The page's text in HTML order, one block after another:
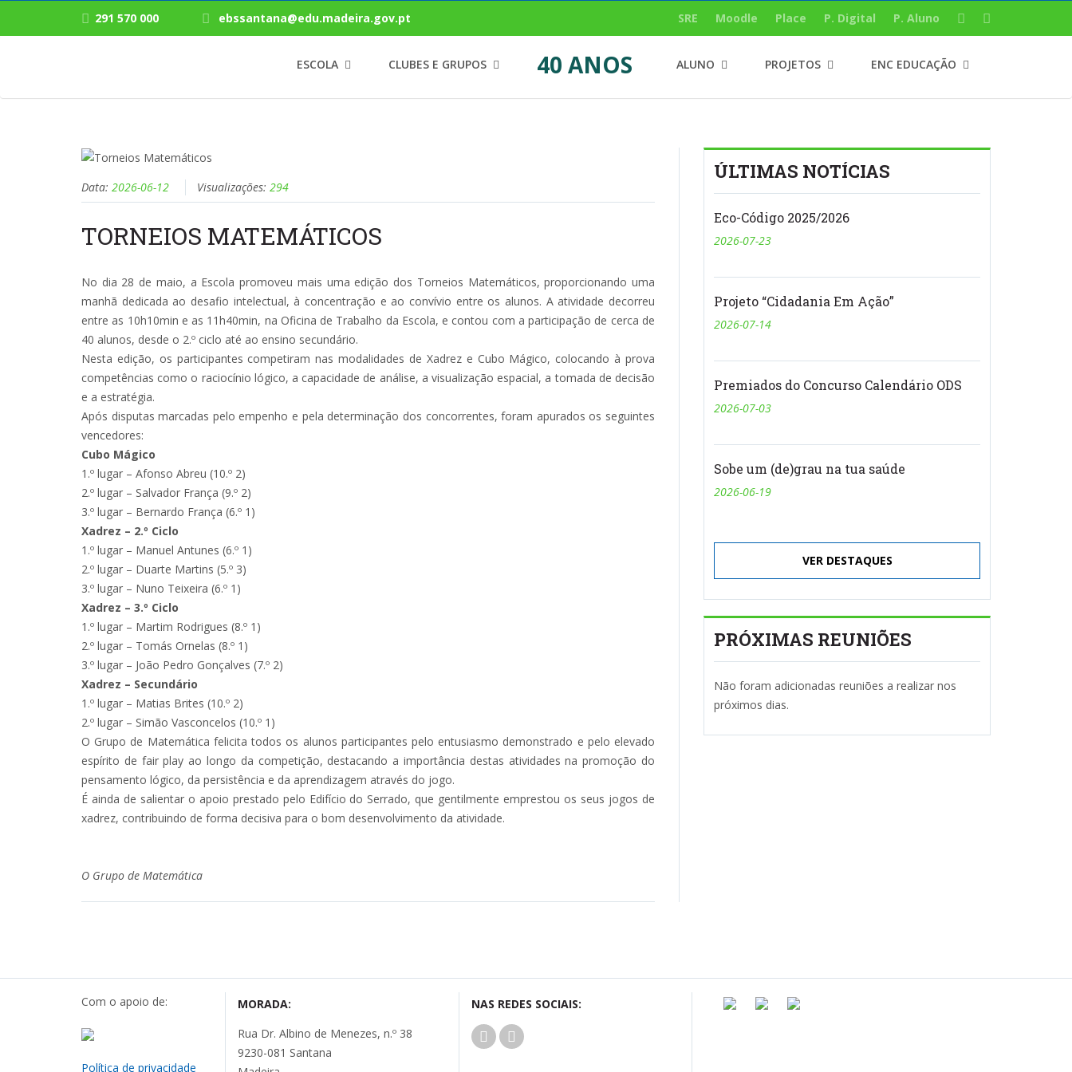
291 570 000 ebssantana@edu.madeira.gov.pt SRE Moodle Place P. Digital P. Aluno
ESCOLA CLUBES E GRUPOS 40 ANOS ALUNO PROJETOS ENC EDUCAÇÃO
Data: 2026-06-12 Visualizações: 294
TORNEIOS MATEMÁTICOS
No dia 28 de maio, a Escola promoveu mais uma edição dos Torneios Matemáticos, proporcionando uma
manhã dedicada ao desafio intelectual, à concentração e ao convívio entre os alunos. A atividade decorreu
entre as 10h10min e as 11h40min, na Oficina de Trabalho da Escola, e contou com a participação de cerca de
40 alunos, desde o 2.º ciclo até ao ensino secundário.
Nesta edição, os participantes competiram nas modalidades de Xadrez e Cubo Mágico, colocando à prova
competências como o raciocínio lógico, a capacidade de análise, a visualização espacial, a tomada de decisão
e a estratégia.
Após disputas marcadas pelo empenho e pela determinação dos concorrentes, foram apurados os seguintes
vencedores:
Cubo Mágico
1.º lugar – Afonso Abreu (10.º 2)
2.º lugar – Salvador França (9.º 2)
3.º lugar – Bernardo França (6.º 1)
Xadrez – 2.º Ciclo
1.º lugar – Manuel Antunes (6.º 1)
2.º lugar – Duarte Martins (5.º 3)
3.º lugar – Nuno Teixeira (6.º 1)
Xadrez – 3.º Ciclo
1.º lugar – Martim Rodrigues (8.º 1)
2.º lugar – Tomás Ornelas (8.º 1)
3.º lugar – João Pedro Gonçalves (7.º 2)
Xadrez – Secundário
1.º lugar – Matias Brites (10.º 2)
2.º lugar – Simão Vasconcelos (10.º 1)
O Grupo de Matemática felicita todos os alunos participantes pelo entusiasmo demonstrado e pelo elevado
espírito de fair play ao longo da competição, destacando a importância destas atividades na promoção do
pensamento lógico, da persistência e da aprendizagem através do jogo.
É ainda de salientar o apoio prestado pelo Edifício do Serrado, que gentilmente emprestou os seus jogos de
xadrez, contribuindo de forma decisiva para o bom desenvolvimento da atividade.
O Grupo de Matemática
ÚLTIMAS NOTÍCIAS
Eco-Código 2025/2026
2026-07-23
Projeto “Cidadania Em Ação”
2026-07-14
Premiados do Concurso Calendário ODS
2026-07-03
Sobe um (de)grau na tua saúde
2026-06-19
VER DESTAQUES
PRÓXIMAS REUNIÕES
Não foram adicionadas reuniões a realizar nos
próximos dias.
Com o apoio de:
Política de privacidade
MORADA:
Rua Dr. Albino de Menezes, n.º 38
9230-081 Santana
NAS REDES SOCIAIS: